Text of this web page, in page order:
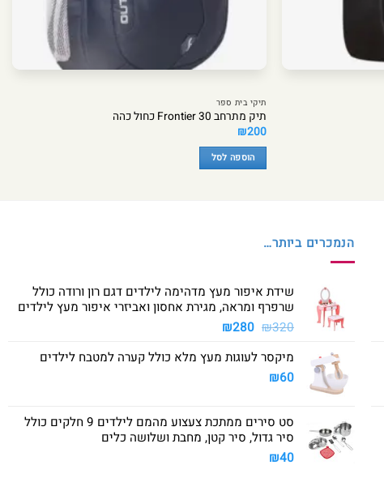
תיקי בית ספר
תיק מתרחב Frontier 30 כחול כהה
₪200
הוספה לסל
הנמכרים ביותר…
שידת איפור מעץ מדהימה לילדים דגם רון ורודה כולל
שרפרף ומראה, מגירת אחסון ואביזרי איפור מעץ לילדים
₪320
המחיר
היה:
₪280 המחיר
הוא:
מיקסר לעוגות מעץ מלא כולל קערה למטבח לילדים
₪60
סט סירים ממתכת צעצוע מהמם לילדים 9 חלקים כולל
סיר גדול, סיר קטן, מחבת ושלושה כלים
₪40